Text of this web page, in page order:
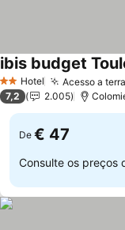
2 Estrelas
Hotel Acesso a
ibis budget
7,2 2.005
De € 47
Consulte os preços